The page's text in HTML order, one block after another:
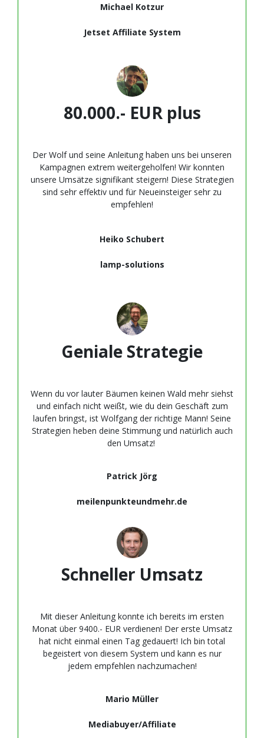
Michael Kotzur
Jetset Affiliate System
80.000.- EUR plus
Der Wolf und seine Anleitung haben uns bei unseren
Kampagnen extrem weitergeholfen! Wir konnten
unsere Umsätze signifikant steigern! Diese Strategien
sind sehr effektiv und für Neueinsteiger sehr zu
empfehlen!
Heiko Schubert
lamp-solutions
Geniale Strategie
Wenn du vor lauter Bäumen keinen Wald mehr siehst
und einfach nicht weißt, wie du dein Geschäft zum
laufen bringst, ist Wolfgang der richtige Mann! Seine
Strategien heben deine Stimmung und natürlich auch
den Umsatz!
Patrick Jörg
meilenpunkteundmehr.de
Schneller Umsatz
Mit dieser Anleitung konnte ich bereits im ersten
Monat über 9400.- EUR verdienen! Der erste Umsatz
hat nicht einmal einen Tag gedauert! Ich bin total
begeistert von diesem System und kann es nur
jedem empfehlen nachzumachen!
Mario Müller
Mediabuyer/Affiliate